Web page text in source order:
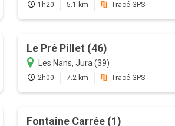
1h20 5.1 km Tracé GPS
Le Pré Pillet (46)
Les Nans, Jura (39)
2h00 7.2 km Tracé GPS
Fontaine Carrée (1)